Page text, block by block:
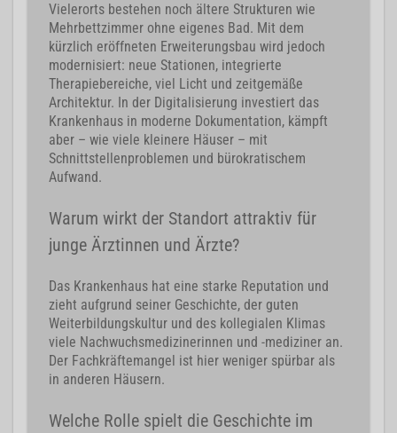
Vielerorts bestehen noch ältere Strukturen wie
Mehrbettzimmer ohne eigenes Bad. Mit dem
kürzlich eröffneten Erweiterungsbau wird jedoch
modernisiert: neue Stationen, integrierte
Therapiebereiche, viel Licht und zeitgemäße
Architektur. In der Digitalisierung investiert das
Krankenhaus in moderne Dokumentation, kämpft
aber – wie viele kleinere Häuser – mit
Schnittstellenproblemen und bürokratischem
Aufwand.
Warum wirkt der Standort attraktiv für
junge Ärztinnen und Ärzte?
Das Krankenhaus hat eine starke Reputation und
zieht aufgrund seiner Geschichte, der guten
Weiterbildungskultur und des kollegialen Klimas
viele Nachwuchsmedizinerinnen und -mediziner an.
Der Fachkräftemangel ist hier weniger spürbar als
in anderen Häusern.
Welche Rolle spielt die Geschichte im